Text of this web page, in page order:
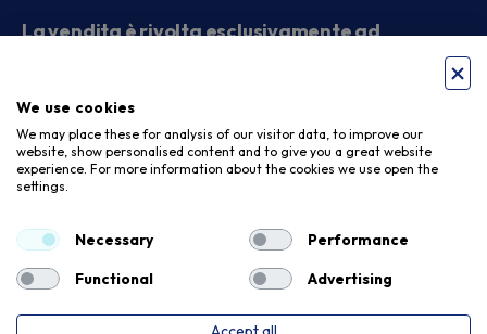
La vendita è rivolta esclusivamente ad
Accettiamo
Seguici sui social
We use cookies
We may place these for analysis of our visitor data, to improve our
website, show personalised content and to give you a great website
experience. For more information about the cookies we use open the
settings.
Necessary
Performance
Functional
Advertising